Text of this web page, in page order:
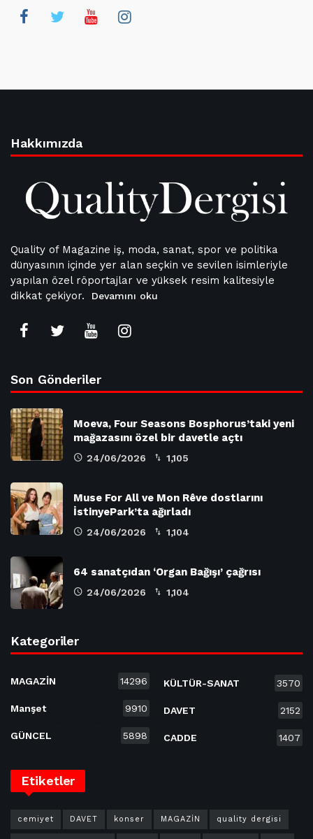
Hakkımızda
Quality of Magazine iş, moda, sanat, spor ve politika
dünyasının içinde yer alan seçkin ve sevilen isimleriyle
yapılan özel röportajlar ve yüksek resim kalitesiyle
dikkat çekiyor.
Devamını oku
Son Gönderiler
Moeva, Four Seasons Bosphorus’taki yeni
mağazasını özel bir davetle açtı
24/06/2026 1,105
Muse For All ve Mon Rêve dostlarını
İstinyePark’ta ağırladı
24/06/2026 1,104
64 sanatçıdan ‘Organ Bağışı’ çağrısı
24/06/2026 1,104
Kategoriler
MAGAZİN 14296
Manşet 9910
GÜNCEL 5898
KÜLTÜR-SANAT 3570
DAVET 2152
CADDE 1407
Etiketler
cemiyet DAVET konser MAGAZİN quality dergisi